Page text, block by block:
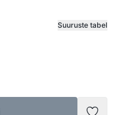
Suuruste tabel